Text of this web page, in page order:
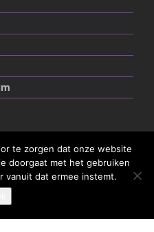
te zorgen dat onze website
doorgaat met het gebruiken
vanuit dat ermee instemt.